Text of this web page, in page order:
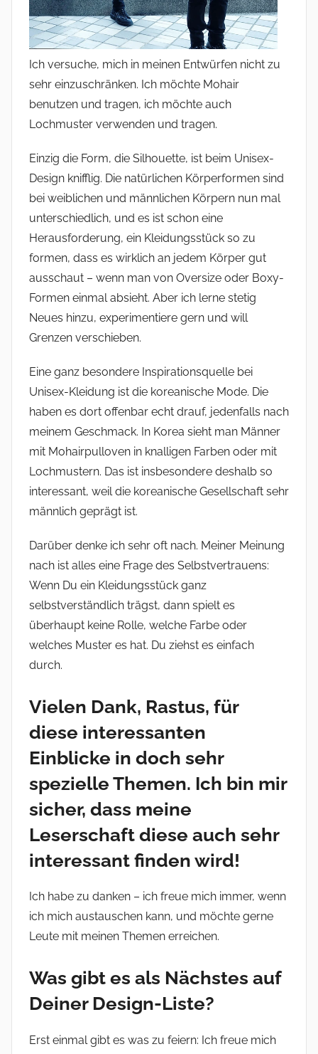
Ich versuche, mich in meinen Entwürfen nicht zu
sehr einzuschränken. Ich möchte Mohair
benutzen und tragen, ich möchte auch
Lochmuster verwenden und tragen.
Einzig die Form, die Silhouette, ist beim Unisex-
Design knifflig. Die natürlichen Körperformen sind
bei weiblichen und männlichen Körpern nun mal
unterschiedlich, und es ist schon eine
Herausforderung, ein Kleidungsstück so zu
formen, dass es wirklich an jedem Körper gut
ausschaut – wenn man von Oversize oder Boxy-
Formen einmal absieht. Aber ich lerne stetig
Neues hinzu, experimentiere gern und will
Grenzen verschieben.
Eine ganz besondere Inspirationsquelle bei
Unisex-Kleidung ist die koreanische Mode. Die
haben es dort offenbar echt drauf, jedenfalls nach
meinem Geschmack. In Korea sieht man Männer
mit Mohairpulloven in knalligen Farben oder mit
Lochmustern. Das ist insbesondere deshalb so
interessant, weil die koreanische Gesellschaft sehr
männlich geprägt ist.
Darüber denke ich sehr oft nach. Meiner Meinung
nach ist alles eine Frage des Selbstvertrauens:
Wenn Du ein Kleidungsstück ganz
selbstverständlich trägst, dann spielt es
überhaupt keine Rolle, welche Farbe oder
welches Muster es hat. Du ziehst es einfach
durch.
Vielen Dank, Rastus, für
diese interessanten
Einblicke in doch sehr
spezielle Themen. Ich bin mir
sicher, dass meine
Leserschaft diese auch sehr
interessant finden wird!
Ich habe zu danken – ich freue mich immer, wenn
ich mich austauschen kann, und möchte gerne
Leute mit meinen Themen erreichen.
Was gibt es als Nächstes auf
Deiner Design-Liste?
Erst einmal gibt es was zu feiern: Ich freue mich